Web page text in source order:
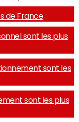
de France
sont les plus
sont les
sont les plus